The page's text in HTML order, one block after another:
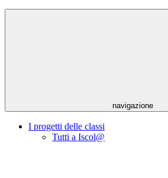
navigazione
I progetti delle classi
Tutti a Iscol@